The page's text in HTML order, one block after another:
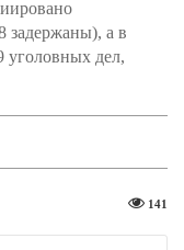
задержаны), а в
уголовных дел,
141